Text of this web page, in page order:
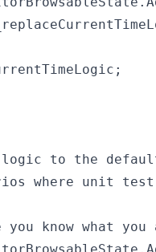
to the
where unit
you know what